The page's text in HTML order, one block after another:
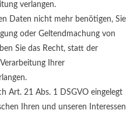
verlangen.
Daten nicht mehr benötigen, Sie
oder Geltendmachung von
Sie das Recht, statt der
Ihrer
Art. 21 Abs. 1 DSGVO eingelegt
Ihren und unseren Interessen